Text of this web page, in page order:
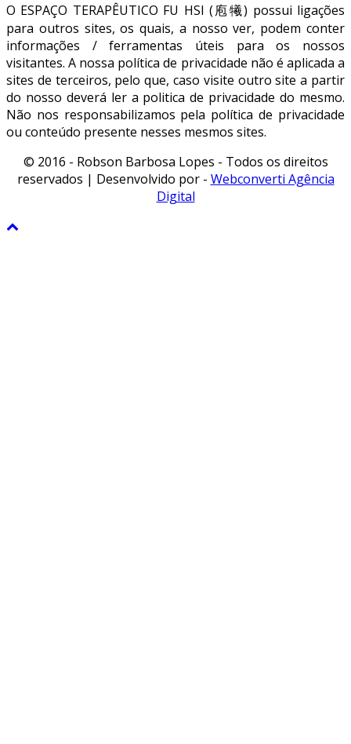
O ESPAÇO TERAPÊUTICO FU HSI (庖犧) possui ligações
para outros sites, os quais, a nosso ver, podem conter
informações / ferramentas úteis para os nossos
visitantes. A nossa política de privacidade não é aplicada a
sites de terceiros, pelo que, caso visite outro site a partir
do nosso deverá ler a politica de privacidade do mesmo.
Não nos responsabilizamos pela política de privacidade
ou conteúdo presente nesses mesmos sites.
© 2016 - Robson Barbosa Lopes - Todos os direitos
reservados | Desenvolvido por - Webconverti Agência
Digital